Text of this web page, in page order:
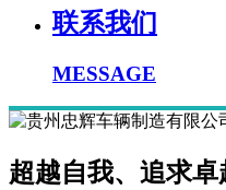
联系我们
MESSAGE
超越自我、追求